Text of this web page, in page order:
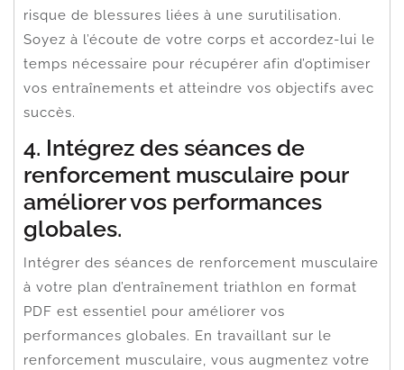
risque de blessures liées à une surutilisation.
Soyez à l’écoute de votre corps et accordez-lui le
temps nécessaire pour récupérer afin d’optimiser
vos entraînements et atteindre vos objectifs avec
succès.
4. Intégrez des séances de
renforcement musculaire pour
améliorer vos performances
globales.
Intégrer des séances de renforcement musculaire
à votre plan d’entraînement triathlon en format
PDF est essentiel pour améliorer vos
performances globales. En travaillant sur le
renforcement musculaire, vous augmentez votre